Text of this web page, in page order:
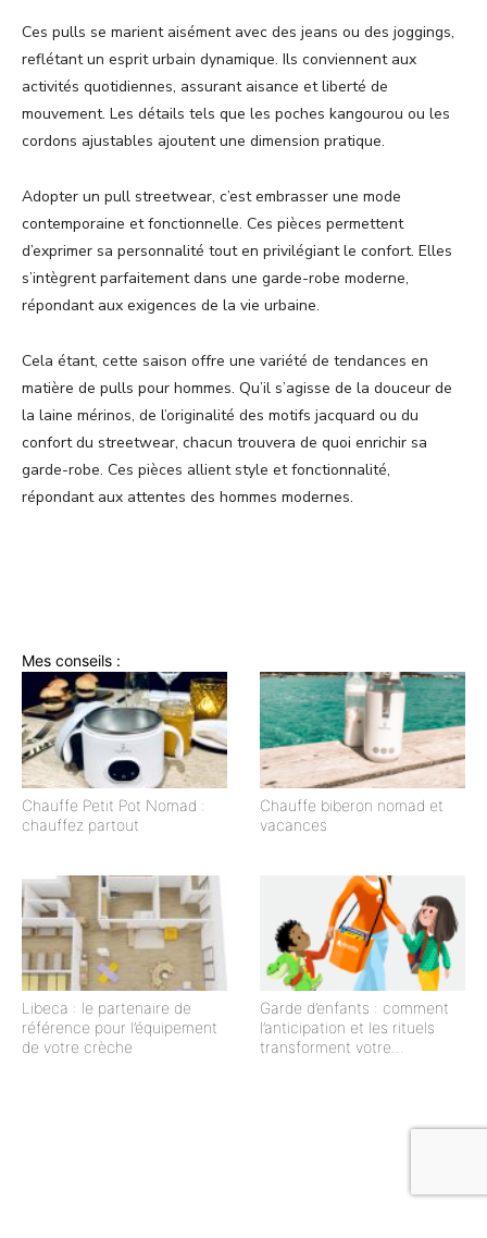
Ces pulls se marient aisément avec des jeans ou des joggings,
reflétant un esprit urbain dynamique. Ils conviennent aux
activités quotidiennes, assurant aisance et liberté de
mouvement. Les détails tels que les poches kangourou ou les
cordons ajustables ajoutent une dimension pratique.
Adopter un pull streetwear, c’est embrasser une mode
contemporaine et fonctionnelle. Ces pièces permettent
d’exprimer sa personnalité tout en privilégiant le confort. Elles
s’intègrent parfaitement dans une garde-robe moderne,
répondant aux exigences de la vie urbaine.
Cela étant, cette saison offre une variété de tendances en
matière de pulls pour hommes. Qu’il s’agisse de la douceur de
la laine mérinos, de l’originalité des motifs jacquard ou du
confort du streetwear, chacun trouvera de quoi enrichir sa
garde-robe. Ces pièces allient style et fonctionnalité,
répondant aux attentes des hommes modernes.
Mes conseils :
Chauffe Petit Pot Nomad :
chauffez partout
Chauffe biberon nomad et
vacances
Libeca : le partenaire de
référence pour l’équipement
de votre crèche
Garde d’enfants : comment
l’anticipation et les rituels
transforment votre